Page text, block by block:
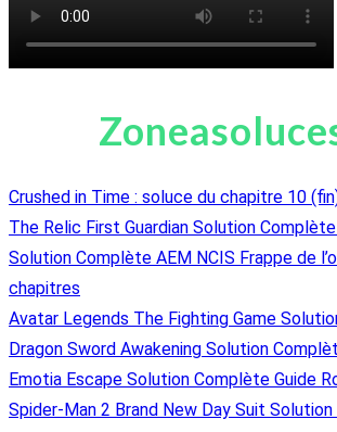
Crushed in Time : soluce du chapitre 10
The Relic First Guardian Solution
Solution Complète AEM NCIS Frappe de
chapitres
Avatar Legends The Fighting Game
Dragon Sword Awakening Solution
Emotia Escape Solution Complète Guide
Spider-Man 2 Brand New Day Suit